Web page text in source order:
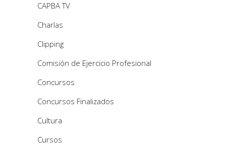
CAPBA TV
Charlas
Clipping
Comisión de Ejercicio Profesional
Concursos
Concursos Finalizados
Cultura
Cursos